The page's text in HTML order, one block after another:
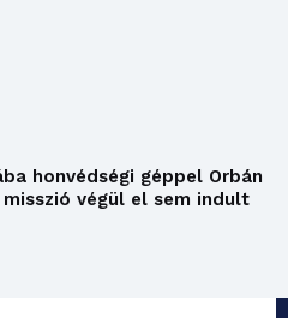
honvédségi géppel Orbán
végül el sem indult